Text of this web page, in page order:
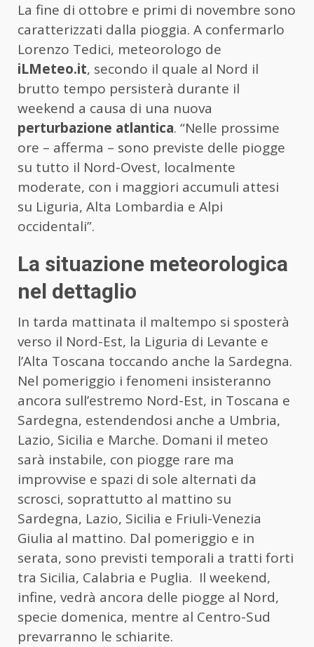
La fine di ottobre e primi di novembre sono
caratterizzati dalla pioggia. A confermarlo
Lorenzo Tedici, meteorologo de
iLMeteo.it, secondo il quale al Nord il
brutto tempo persisterà durante il
weekend a causa di una nuova
perturbazione atlantica. “Nelle prossime
ore – afferma – sono previste delle piogge
su tutto il Nord-Ovest, localmente
moderate, con i maggiori accumuli attesi
su Liguria, Alta Lombardia e Alpi
occidentali”.
La situazione meteorologica
nel dettaglio
In tarda mattinata il maltempo si sposterà
verso il Nord-Est, la Liguria di Levante e
l’Alta Toscana toccando anche la Sardegna.
Nel pomeriggio i fenomeni insisteranno
ancora sull’estremo Nord-Est, in Toscana e
Sardegna, estendendosi anche a Umbria,
Lazio, Sicilia e Marche. Domani il meteo
sarà instabile, con piogge rare ma
improvvise e spazi di sole alternati da
scrosci, soprattutto al mattino su
Sardegna, Lazio, Sicilia e Friuli-Venezia
Giulia al mattino. Dal pomeriggio e in
serata, sono previsti temporali a tratti forti
tra Sicilia, Calabria e Puglia. Il weekend,
infine, vedrà ancora delle piogge al Nord,
specie domenica, mentre al Centro-Sud
prevarranno le schiarite.